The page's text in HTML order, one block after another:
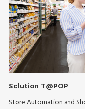
Solution T@POP
Store Automation and